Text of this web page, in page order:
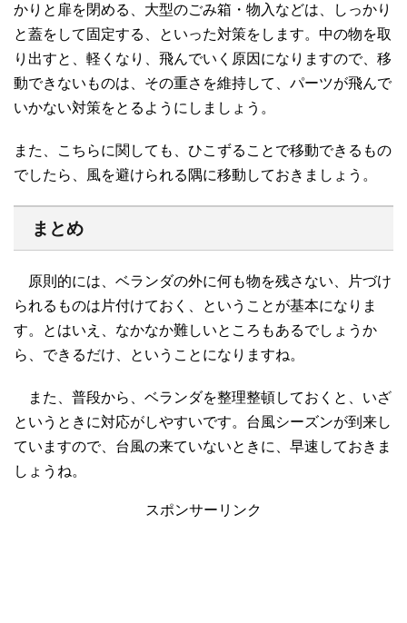
かりと扉を閉める、大型のごみ箱・物入などは、しっかり
と蓋をして固定する、といった対策をします。中の物を取
り出すと、軽くなり、飛んでいく原因になりますので、移
動できないものは、その重さを維持して、パーツが飛んで
いかない対策をとるようにしましょう。
また、こちらに関しても、ひこずることで移動できるもの
でしたら、風を避けられる隅に移動しておきましょう。
まとめ
原則的には、ベランダの外に何も物を残さない、片づけ
られるものは片付けておく、ということが基本になりま
す。とはいえ、なかなか難しいところもあるでしょうか
ら、できるだけ、ということになりますね。
また、普段から、ベランダを整理整頓しておくと、いざ
というときに対応がしやすいです。台風シーズンが到来し
ていますので、台風の来ていないときに、早速しておきま
しょうね。
スポンサーリンク